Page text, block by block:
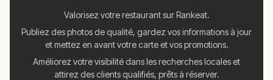
Valorisez votre restaurant sur Rankeat.
Publiez des photos de qualité, gardez vos informations à jour
et mettez en avant votre carte et vos promotions.
Améliorez votre visibilité dans les recherches locales et
attirez des clients qualifiés, prêts à réserver.